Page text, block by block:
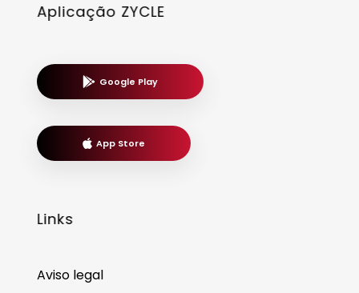
Aplicação ZYCLE
Google Play
App Store
Links
Aviso legal